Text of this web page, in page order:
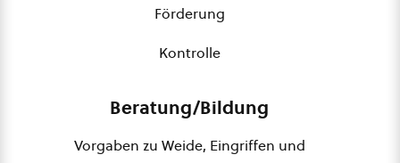
Förderung
Kontrolle
Beratung/Bildung
Vorgaben zu Weide, Eingriffen und